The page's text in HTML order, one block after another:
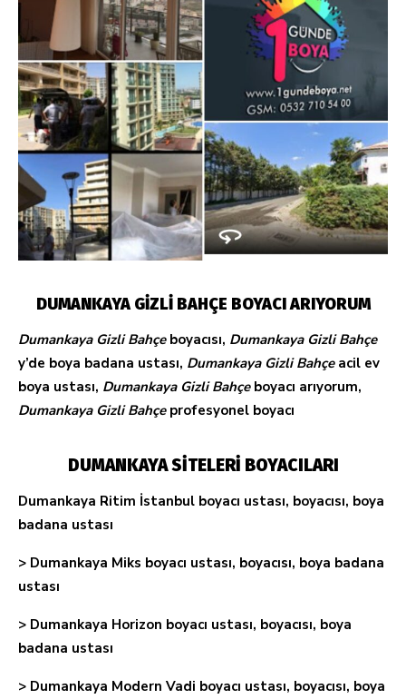
DUMANKAYA GİZLİ BAHÇE BOYACI ARIYORUM
Dumankaya Gizli Bahçe boyacısı, Dumankaya Gizli Bahçe
y’de boya badana ustası, Dumankaya Gizli Bahçe acil ev
boya ustası, Dumankaya Gizli Bahçe boyacı arıyorum,
Dumankaya Gizli Bahçe profesyonel boyacı
DUMANKAYA SİTELERİ BOYACILARI
Dumankaya Ritim İstanbul boyacı ustası, boyacısı, boya
badana ustası
> Dumankaya Miks boyacı ustası, boyacısı, boya badana
ustası
> Dumankaya Horizon boyacı ustası, boyacısı, boya
badana ustası
> Dumankaya Modern Vadi boyacı ustası, boyacısı, boya